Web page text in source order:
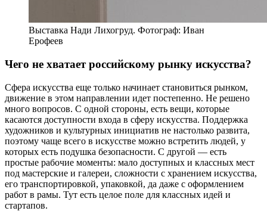
Выставка Нади Лихогруд. Фотограф: Иван
Ерофеев
Чего не хватает российскому рынку искусства?
Сфера искусства еще только начинает становиться рынком,
движение в этом направлении идет постепенно. Не решено
много вопросов. С одной стороны, есть вещи, которые
касаются доступности входа в сферу искусства. Поддержка
художников и культурных инициатив не настолько развита,
поэтому чаще всего в искусстве можно встретить людей, у
которых есть подушка безопасности. С другой — есть
простые рабочие моменты: мало доступных и классных мест
под мастерские и галереи, сложности с хранением искусства,
его транспортировкой, упаковкой, да даже с оформлением
работ в рамы. Тут есть целое поле для классных идей и
стартапов.